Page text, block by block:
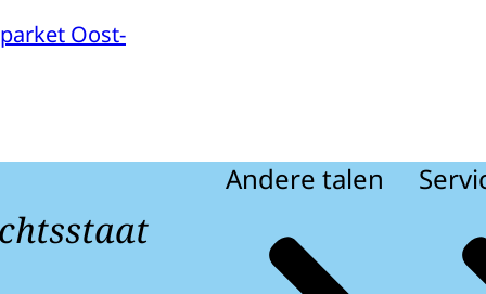
Oost-
Andere talen